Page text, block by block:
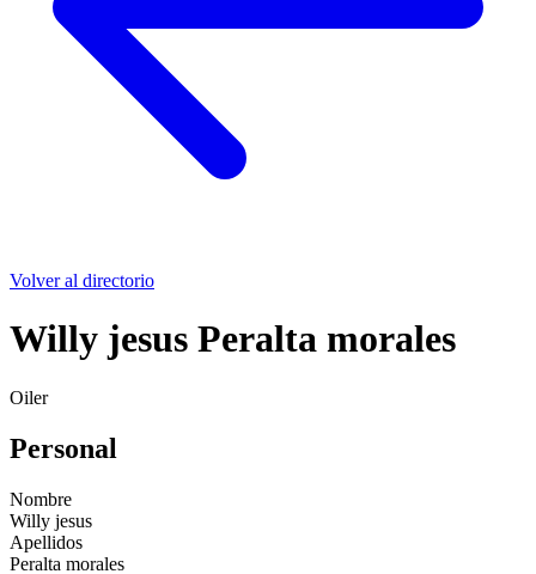
Volver al directorio
Willy jesus Peralta morales
Oiler
Personal
Nombre
Willy jesus
Apellidos
Peralta morales